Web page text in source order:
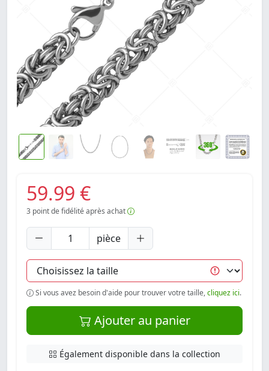
59.99 €
3 point de fidélité après achat
pièce
Si vous avez besoin d'aide pour trouver votre taille,cliquez ici.
Ajouter au panier
Également disponible dans la collection